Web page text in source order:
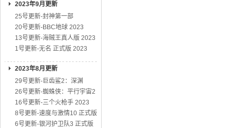
2023年9月更新
25号更新-封神第一部
20号更新-BBC地球 2023
13号更新-海贼王真人版 2023
1号更新-无名 正式版 2023
2023年8月更新
29号更新-巨齿鲨2：深渊
26号更新-蜘蛛侠：平行宇宙2
16号更新-三个火枪手 2023
8号更新-速度与激情10 正式版
6号更新-银河护卫队3 正式版